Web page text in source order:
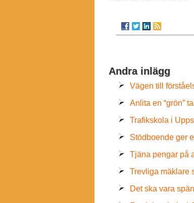
Andra inlägg
Vägen till
Anlita en “grön”
Trafikskola i
Stödboende ger
Tjäna pengar på
Trevliga mäklare
Det ska vara